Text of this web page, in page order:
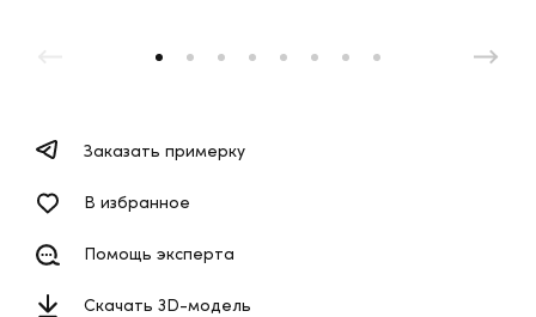
Заказать примерку
В избранное
Помощь эксперта
Скачать 3D-модель